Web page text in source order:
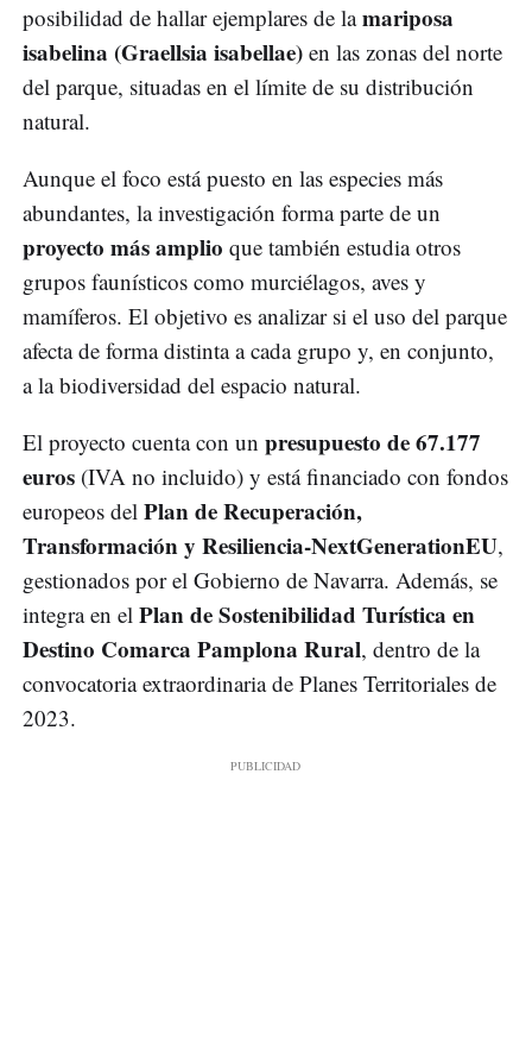
posibilidad de hallar ejemplares de lamariposa
isabelina (Graellsia isabellae) en las zonas del norte
del parque, situadas en el límite de su distribución
natural.
Aunque el foco está puesto en las especies más
abundantes, la investigación forma parte de un
proyecto más amplio que también estudia otros
grupos faunísticos como murciélagos, aves y
mamíferos. El objetivo es analizar si el uso del parque
afecta de forma distinta a cada grupo y, en conjunto,
a la biodiversidad del espacio natural.
El proyecto cuenta con un presupuesto de67.177
euros (IVA no incluido) y está financiado con fondos
europeos del Plan de Recuperación,
Transformación y Resiliencia-NextGenerationEU,
gestionados por el Gobierno de Navarra. Además, se
integra en el Plan de Sostenibilidad Turística en
Destino Comarca Pamplona Rural, dentro de la
convocatoria extraordinaria de Planes Territoriales de
2023.